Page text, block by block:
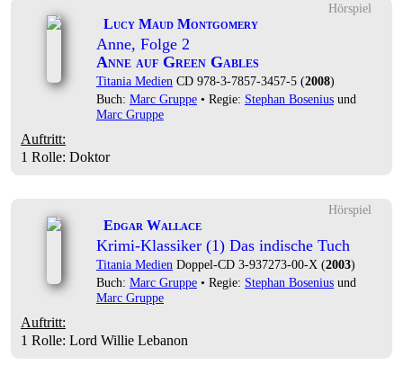
Hörspiel
Lucy Maud Montgomery
Anne, Folge 2
Anne auf Green Gables
Titania Medien CD 978-3-7857-3457-5 (2008)
Buch: Marc Gruppe • Regie: Stephan Bosenius und
Marc Gruppe
Auftritt:
1 Rolle: Doktor
Hörspiel
Edgar Wallace
Krimi-Klassiker (1) Das indische Tuch
Titania Medien Doppel-CD 3-937273-00-X (2003)
Buch: Marc Gruppe • Regie: Stephan Bosenius und
Marc Gruppe
Auftritt:
1 Rolle: Lord Willie Lebanon